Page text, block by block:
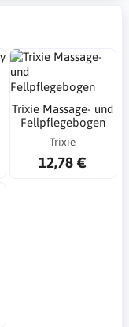
Trixie Massage- und
Fellpflegebogen
Trixie
12,78 €